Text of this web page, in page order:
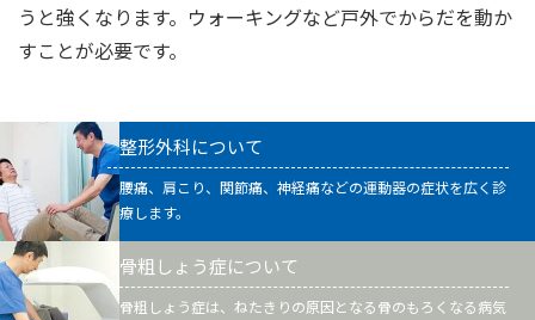
うと強くなります。ウォーキングなど戸外でからだを動か
すことが必要です。
整形外科について
腰痛、肩こり、関節痛、神経痛などの運動器の症状を広く診
療します。
骨粗しょう症について
骨粗しょう症は、ねたきりの原因となる骨のもろくなる病気